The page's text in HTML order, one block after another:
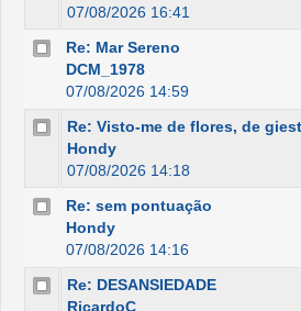
07/08/2026 16:41
Re: Mar Sereno
DCM_1978
07/08/2026 14:59
Re: Visto-me de flores, de
Hondy
07/08/2026 14:18
Re: sem pontuação
Hondy
07/08/2026 14:16
Re: DESANSIEDADE
RicardoC